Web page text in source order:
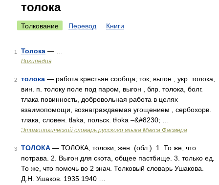
толока
Толкование Перевод Книги
1 Толока — …
Википедия
2 толока — работа крестьян сообща; ток; выгон , укр. толока,
вин. п. толоку поле под паром, выгон , блр. толока, болг.
тлака повинность, добровольная работа в целях
взаимопомощи, вознаграждаемая угощением , сербохорв.
тлака, словен. tlaka, польск. tɫoka –&#8230; …
Этимологический словарь русского языка Макса Фасмера
3 ТОЛОКА — ТОЛОКА, толоки, жен. (обл.). 1. То же, что
потрава. 2. Выгон для скота, общее пастбище. 3. только ед.
То же, что помочь во 2 знач. Толковый словарь Ушакова.
Д.Н. Ушаков. 1935 1940 …